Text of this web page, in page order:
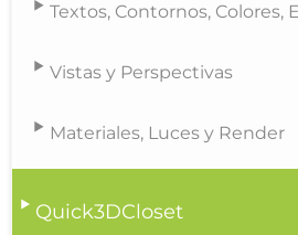
Textos, Contornos, Colores,
Vistas y Perspectivas
Materiales, Luces y Render
Quick3DCloset